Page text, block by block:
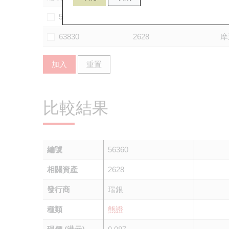
59427
63830 2628
加入 重置
比較結果
編號 56360
相關資產 2628
發行商 瑞銀
種類 熊證